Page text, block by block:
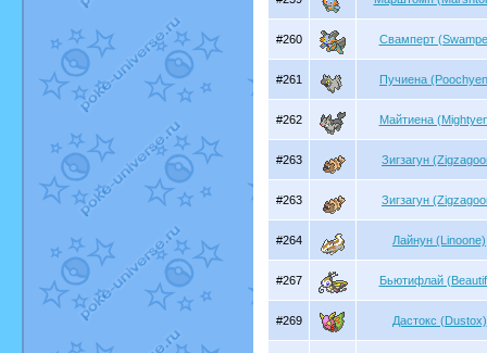
#260 Свамперт
#261 Пучиена
#262 Майтиена
#263 Зигзагун
#263 Зигзагун
#264 Лайнун (Linoone)
#267 Бьютифлай
#269 Дастокс (Dustox)